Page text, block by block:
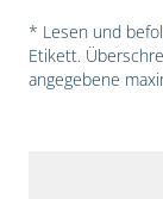
* Lesen und
Etikett.
angegebene